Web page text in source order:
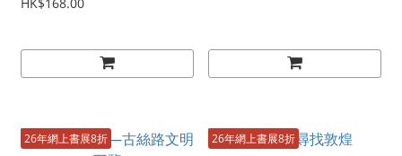
26年網上書展8折 26年網上書展8折